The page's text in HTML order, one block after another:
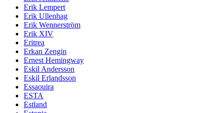
Erik Lempert
Erik Ullenhag
Erik Wennerström
Erik XIV
Eritrea
Erkan Zengin
Ernest Hemingway
Eskil Andersson
Eskil Erlandsson
Essaouira
ESTA
Estland